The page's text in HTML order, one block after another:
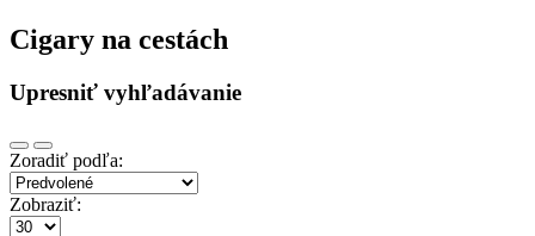
Cigary na cestách
Upresniť vyhľadávanie
Zoradiť podľa:
Zobraziť: